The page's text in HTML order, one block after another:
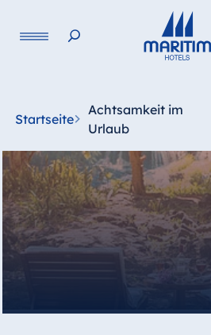
Startseite
Achtsamkeit im
Urlaub